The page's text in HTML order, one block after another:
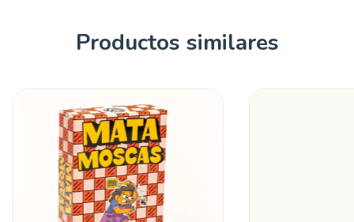
Productos similares